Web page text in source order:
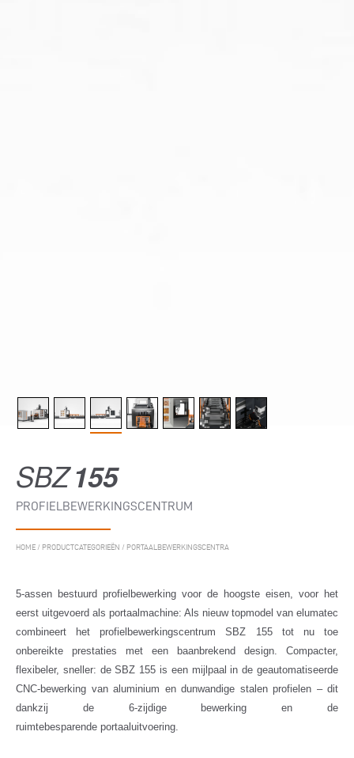
SBZ155
PROFIELBEWERKINGSCENTRUM
HOME / PRODUCTCATEGORIEËN / PORTAALBEWERKINGSCENTRA
5-assen bestuurd profielbewerking voor de hoogste eisen, voor het
eerst uitgevoerd als portaalmachine: Als nieuw topmodel van elumatec
combineert het profielbewerkingscentrum SBZ 155 tot nu toe
onbereikte prestaties met een baanbrekend design. Compacter,
flexibeler, sneller: de SBZ 155 is een mijlpaal in de geautomatiseerde
CNC-bewerking van aluminium en dunwandige stalen profielen – dit
dankzij de 6-zijdige bewerking en de
ruimtebesparende portaaluitvoering.